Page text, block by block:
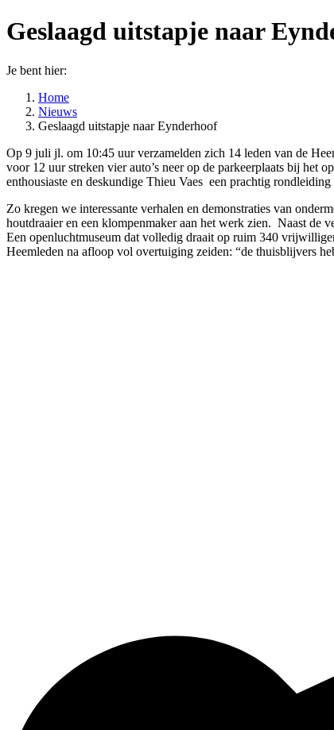
Geslaagd uitstapje naar
Je bent hier:
Home
Nieuws
Geslaagd uitstapje naar Eynderhoof
Op 9 juli jl. om 10:45 uur verzamelden zich 14 leden van de
voor 12 uur streken vier auto’s neer op de parkeerplaats bij het
enthousiaste en deskundige Thieu Vaes een prachtig
Zo kregen we interessante verhalen en demonstraties van
houtdraaier en een klompenmaker aan het werk zien. Naast de
Een openluchtmuseum dat volledig draait op ruim 340
Heemleden na afloop vol overtuiging zeiden: “de thuisblijvers